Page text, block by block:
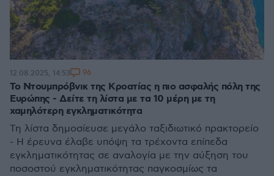
Το Ντουμπρόβνικ της Κροατίας η πιο ασφαλής πόλη της
Ευρώπης - Δείτε τη λίστα με τα 10 μέρη με τη
χαμηλότερη εγκληματικότητα
Τη λίστα δημοσίευσε μεγάλο ταξιδιωτικό πρακτορείο
- Η έρευνα έλαβε υπόψη τα τρέχοντα επίπεδα
εγκληματικότητας σε αναλογία με την αύξηση του
ποσοστού εγκληματικότητας παγκοσμίως τα
12.08.2025, 14:53 96